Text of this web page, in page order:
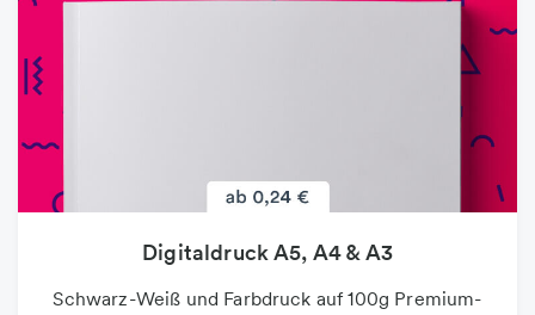
Digitaldruck A5, A4 & A3
Schwarz-Weiß und Farbdruck auf 100g Premium-